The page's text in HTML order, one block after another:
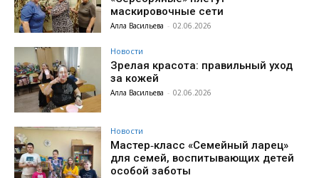
маскировочные сети
Алла Васильева - 02.06.2026
Новости
Зрелая красота: правильный уход
за кожей
Алла Васильева - 02.06.2026
Новости
Мастер‑класс «Семейный ларец»
для семей, воспитывающих детей
особой заботы